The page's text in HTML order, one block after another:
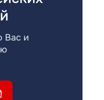
Вас и